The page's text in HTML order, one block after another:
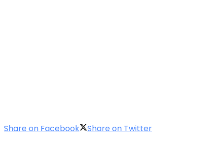
Share on Facebook Share on Twitter